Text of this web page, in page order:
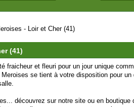
- Loir et Cher (41)
(41)
fraicheur et fleuri pour un jour unique
se tient à votre disposition pour un
découvrez sur notre site ou en boutique